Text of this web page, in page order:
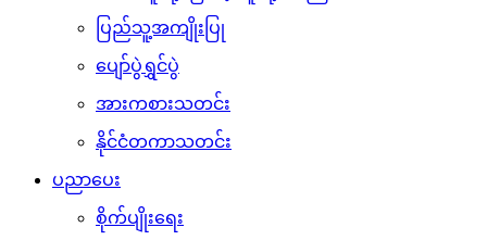
ပြည်သူ့အကျိုးပြု
ပျော်ပွဲရွှင်ပွဲ
အားကစားသတင်း
နိုင်ငံတကာသတင်း
ပညာပေး
စိုက်ပျိုးရေး